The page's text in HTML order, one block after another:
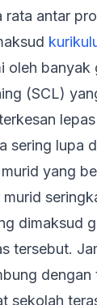
rata antar
oleh banyak
(SCL)
sering lupa
yang
dimaksud
tersebut.
sekolah